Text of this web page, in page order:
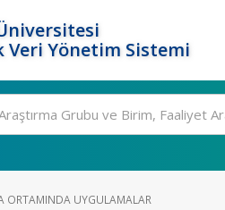
Veri Yönetim Sistemi
ORTAMINDA UYGULAMALAR